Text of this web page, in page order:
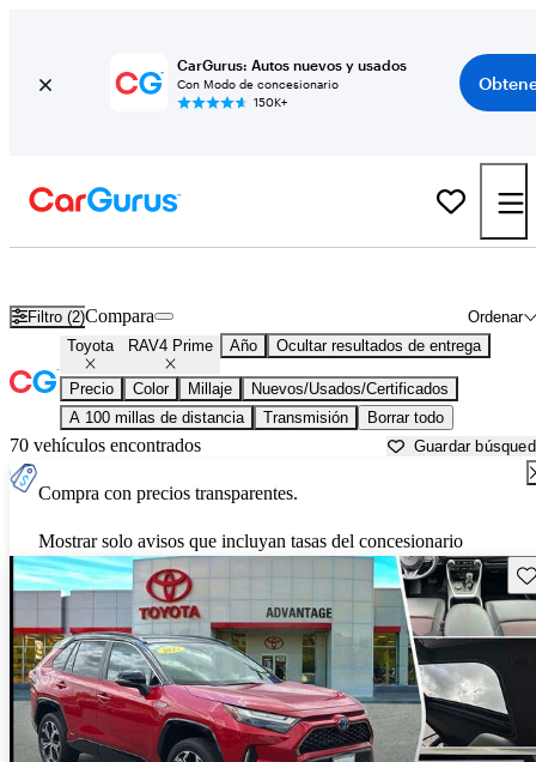
CarGurus: Autos nuevos y usados
Con Modo de concesionario
150K+
Filtro (2) Ordenar
Compara
Toyota RAV4 Prime Año Ocultar resultados de entrega
Precio Color Millaje
Nuevos/Usados/Certificados
A 100 millas de distancia
Transmisión Borrar todo
70 vehículos encontrados Guardar
Compra con precios transparentes.
Mostrar solo avisos que incluyan tasas del concesionario